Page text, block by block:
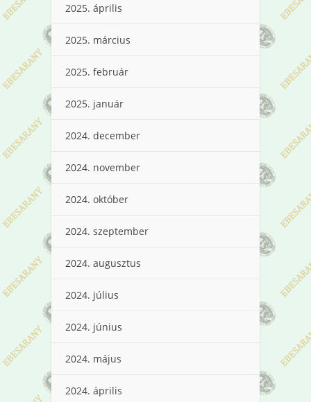
2025. április
2025. március
2025. február
2025. január
2024. december
2024. november
2024. október
2024. szeptember
2024. augusztus
2024. július
2024. június
2024. május
2024. április